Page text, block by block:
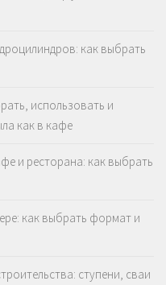
как выбрать
использовать и
как в кафе
и ресторана: как выбрать
как выбрать формат и
ступени, сваи